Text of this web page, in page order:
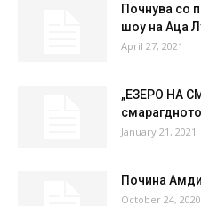
Почнува со
шоу на Аца
April 27, 2021
„ЕЗЕРО НА
January 21, 2021
Почина
October 24, 2020